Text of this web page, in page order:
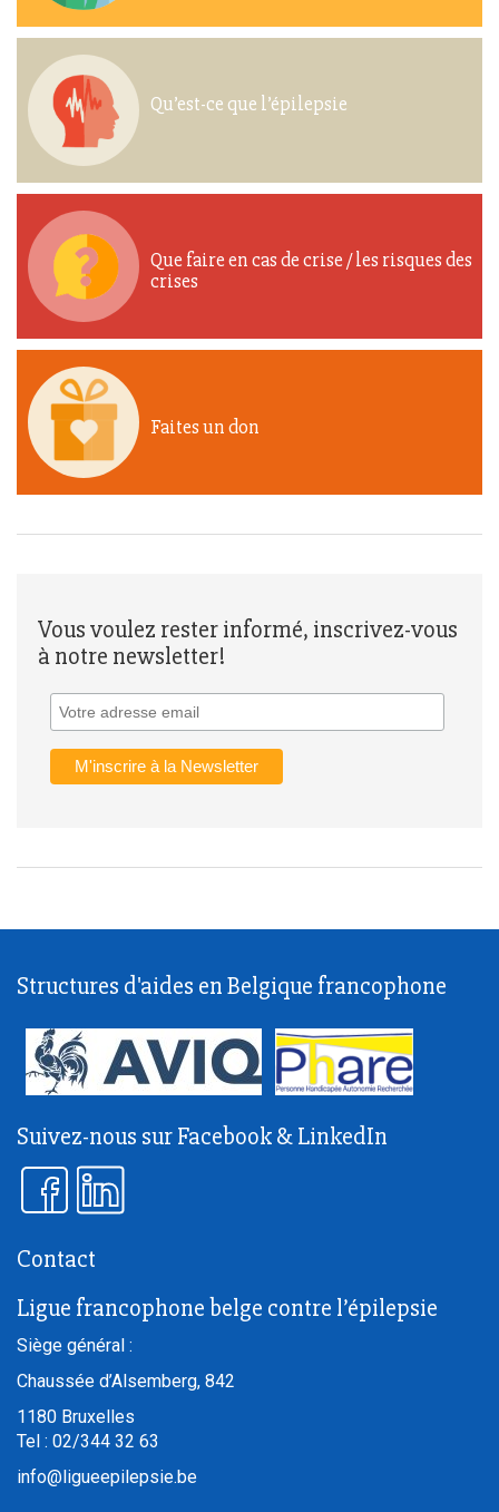
Qu’est-ce que l’épilepsie
Que faire en cas de crise / les risques des
crises
Faites un don
Vous voulez rester informé, inscrivez-vous
à notre newsletter!
Structures d'aides en Belgique francophone
Suivez-nous sur Facebook & LinkedIn
Contact
Ligue francophone belge contre l’épilepsie
Siège général :
Chaussée d’Alsemberg, 842
1180 Bruxelles
Tel : 02/344 32 63
info@ligueepilepsie.be